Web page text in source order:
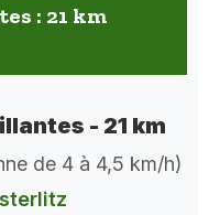
: 21 km
- 21 km
de 4 à 4,5 km/h)